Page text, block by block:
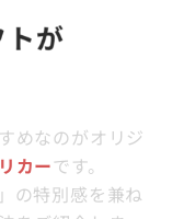
めなのがオリジ
カーです。
の特別感を兼ね